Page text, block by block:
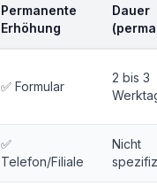
Permanente
Erhöhung
Dauer
✅ Formular
2 bis 3
✅
Telefon/Filiale
Nicht